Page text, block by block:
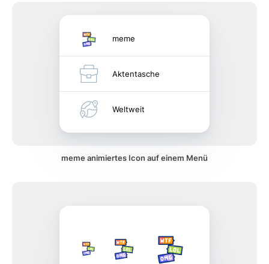
meme
Aktentasche
Weltweit
meme animiertes Icon auf einem Menü